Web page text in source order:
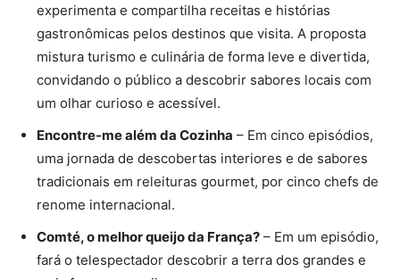
experimenta e compartilha receitas e histórias
gastronômicas pelos destinos que visita. A proposta
mistura turismo e culinária de forma leve e divertida,
convidando o público a descobrir sabores locais com
um olhar curioso e acessível.
Encontre-me além da Cozinha – Em cinco episódios,
uma jornada de descobertas interiores e de sabores
tradicionais em releituras gourmet, por cinco chefs de
renome internacional.
Comté, o melhor queijo da França? – Em um episódio,
fará o telespectador descobrir a terra dos grandes e